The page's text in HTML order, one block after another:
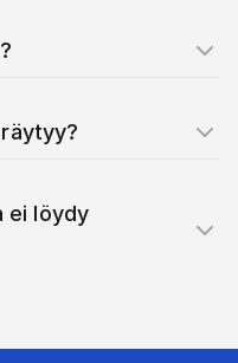
ei löydy